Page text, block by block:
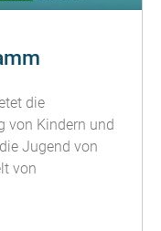
die
von Kindern und
Jugend von
von